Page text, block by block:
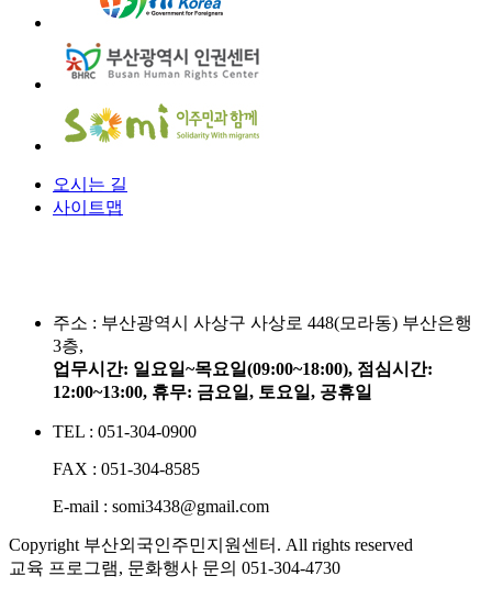
오시는 길
사이트맵
주소 : 부산광역시 사상구 사상로 448(모라동) 부산은행
3층,
업무시간: 일요일~목요일(09:00~18:00), 점심시간:
12:00~13:00, 휴무: 금요일, 토요일, 공휴일
TEL : 051-304-0900
FAX : 051-304-8585
E-mail : somi3438@gmail.com
Copyright 부산외국인주민지원센터. All rights reserved
교육 프로그램, 문화행사 문의 051-304-4730